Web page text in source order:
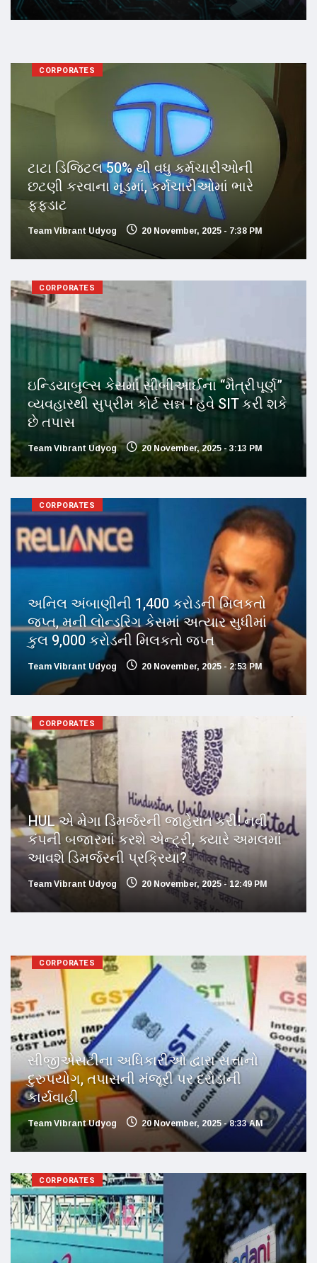
CORPORATES
ટાટા ડિજિટલ 50% થી વધુ કર્મચારીઓની
છટણી કરવાના મૂડમાં, કર્મચારીઓમાં ભારે
ફફડાટ
Team Vibrant Udyog 20 November, 2025 - 7:38 PM
CORPORATES
ઇન્ડિયાબુલ્સ કેસમાં સીબીઆઈના “મૈત્રીપૂર્ણ”
વ્યવહારથી સુપ્રીમ કોર્ટ સન્ન ! હવે SIT કરી શકે
છે તપાસ
Team Vibrant Udyog 20 November, 2025 - 3:13 PM
CORPORATES
અનિલ અંબાણીની 1,400 કરોડની મિલકતો
જપ્ત, મની લોન્ડરિંગ કેસમાં અત્યાર સુધીમાં
કુલ 9,000 કરોડની મિલકતો જપ્ત
Team Vibrant Udyog 20 November, 2025 - 2:53 PM
CORPORATES
HUL એ મેગા ડિમર્જરની જાહેરાત કરી! નવી
કંપની બજારમાં કરશે એન્ટ્રી, ક્યારે અમલમાં
આવશે ડિમર્જરની પ્રક્રિયા?
Team Vibrant Udyog 20 November, 2025 - 12:49 PM
CORPORATES
સીજીએસટીના અધિકારીઓ દ્વારા સત્તાનો
દુરુપયોગ, તપાસની મંજૂરી પર દરોડાની
કાર્યવાહી
Team Vibrant Udyog 20 November, 2025 - 8:33 AM
CORPORATES